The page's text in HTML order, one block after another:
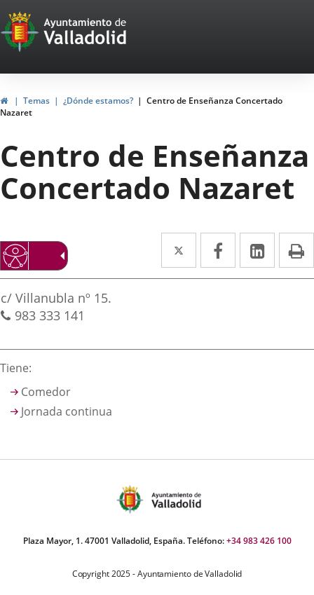
Portal
Web
del
Ayuntamiento
de
Valladolid
InicioTemas ¿Dónde estamos?
Centro de Enseñanza Concertado
Nazaret
Centro de Enseñanza
Concertado Nazaret
Twitter
Enlace
a
Facebook
Enlace
a
Enlace
a
Adresse
postale
c/ Villanubla nº 15.
Téléphones
983 333 141
Descripción
Tiene:
Comedor
Jornada continua
Plaza Mayor, 1. 47001 Valladolid, España. Teléfono:+34 983 426 100
Copyright 2025 - Ayuntamiento de Valladolid